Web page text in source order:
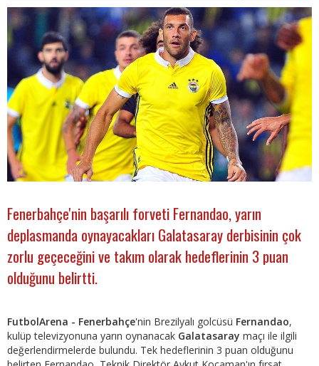
Fenerbahçe'nin başarılı forveti Fernandao, yarın
deplasmanda oynayacakları Galatasaray derbisinin çok
zorlu geçeceğini ve takım olarak hedeflerinin 3 puan
olduğunu belirtti.
FutbolArena - Fenerbahçe'nin Brezilyalı golcüsü Fernandao,
kulüp televizyonuna yarın oynanacak Galatasaray maçı ile ilgili
değerlendirmelerde bulundu. Tek hedeflerinin 3 puan olduğunu